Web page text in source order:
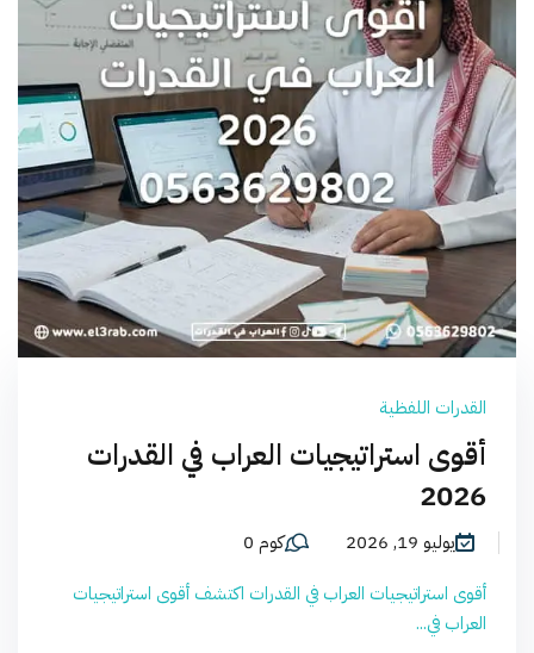
القدرات اللفظية
أقوى استراتيجيات العراب في القدرات
2026
يوليو 19, 2026
كوم 0
أقوى استراتيجيات العراب في القدرات اكتشف أقوى استراتيجيات
العراب في...